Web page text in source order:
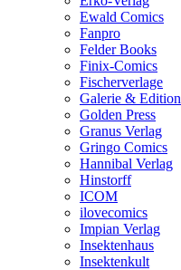
Ewald Comics
Fanpro
Felder Books
Finix-Comics
Fischerverlage
Galerie & Edition
Golden Press
Granus Verlag
Gringo Comics
Hannibal Verlag
Hinstorff
ICOM
ilovecomics
Impian Verlag
Insektenhaus
Insektenkult